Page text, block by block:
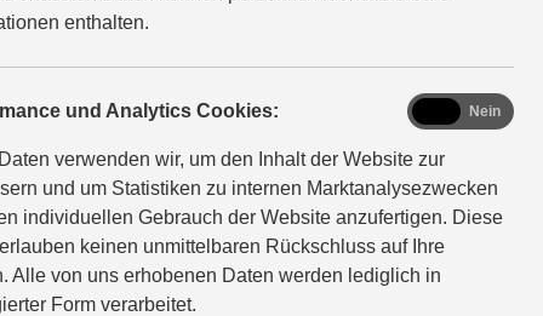
enthalten.
und Analytics Cookies:
verwenden wir, um den Inhalt der Website zur
und um Statistiken zu internen Marktanalysezwecken
individuellen Gebrauch der Website anzufertigen. Diese
keinen unmittelbaren Rückschluss auf Ihre
Alle von uns erhobenen Daten werden lediglich in
Form verarbeitet.
analyticsNein
Comfort+ Verbrauchswerte: kombinierter
kombinierter Wert der CO₂-Emission: 114 g/km; CO₂-